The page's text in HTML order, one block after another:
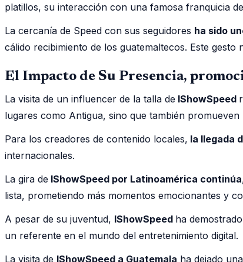
platillos, su interacción con una famosa franquicia
La cercanía de Speed con sus seguidores ha sido
cálido recibimiento de los guatemaltecos. Este
El Impacto de Su Presencia,
La visita de un influencer de la talla de IShowSpeed
lugares como Antigua, sino que también
Para los creadores de contenido locales, la llegada
internacionales.
La gira de IShowSpeed por Latinoamérica continúa
lista, prometiendo más momentos emocionantes y
A pesar de su juventud, IShowSpeed ha
un referente en el mundo del entretenimiento digital.
La visita de IShowSpeed a Guatemala ha dejado